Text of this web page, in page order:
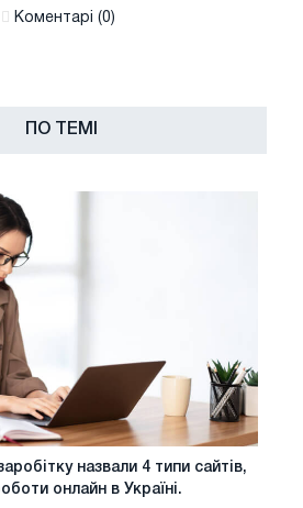
Коментарі (0)
ПО ТЕМІ
назвали 4 типи сайтів,
онлайн в Україні.